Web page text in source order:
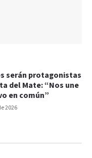
2026
serán protagonistas
del Mate: “Nos une
en común”